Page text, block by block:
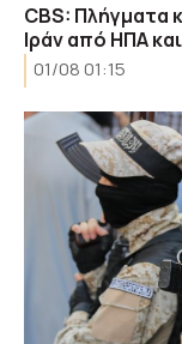
CBS: Πλήγματα
Ιράν από ΗΠΑ
01/08 01:15